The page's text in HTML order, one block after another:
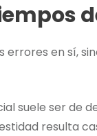
errores en sí,
suele ser de
resulta